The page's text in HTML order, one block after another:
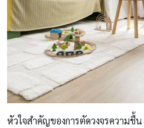
หัวใจสำคัญของการตัดวงจรความชื้